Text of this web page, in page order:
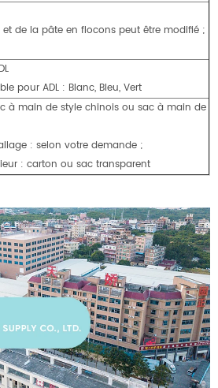
et de la pâte en flocons peut être modifié ;
pour ADL : Blanc, Bleu, Vert
à main de style chinois ou sac à main de
: selon votre demande ;
: carton ou sac transparent